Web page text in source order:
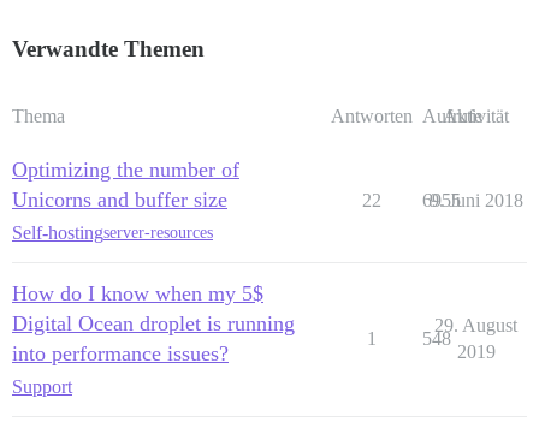
Verwandte Themen
Thema Antworten Aufrufe
Aktivität
Optimizing the number of
Unicorns and buffer size
Self-hostingserver-resources
22 6955
9. Juni 2018
How do I know when my 5$
Digital Ocean droplet is running
into performance issues?
Support
1 548
29. August
2019